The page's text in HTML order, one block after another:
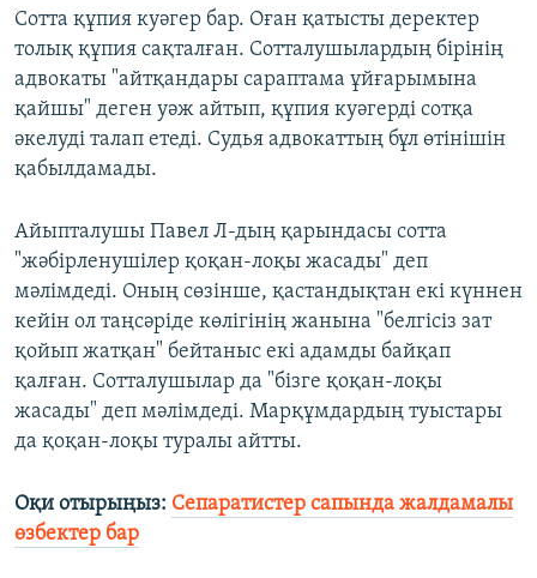
Сотта құпия куәгер бар. Оған қатысты деректер
толық құпия сақталған. Сотталушылардың бірінің
адвокаты "айтқандары сараптама ұйғарымына
қайшы" деген уәж айтып, құпия куәгерді сотқа
әкелуді талап етеді. Судья адвокаттың бұл өтінішін
қабылдамады.
Айыпталушы Павел Л-дың қарындасы сотта
"жәбірленушілер қоқан-лоқы жасады" деп
мәлімдеді. Оның сөзінше, қастандықтан екі күннен
кейін ол таңсәріде көлігінің жанына "белгісіз зат
қойып жатқан" бейтаныс екі адамды байқап
қалған. Сотталушылар да "бізге қоқан-лоқы
жасады" деп мәлімдеді. Марқұмдардың туыстары
да қоқан-лоқы туралы айтты.
Оқи отырыңыз: Сепаратистер сапында жалдамалы
өзбектер бар